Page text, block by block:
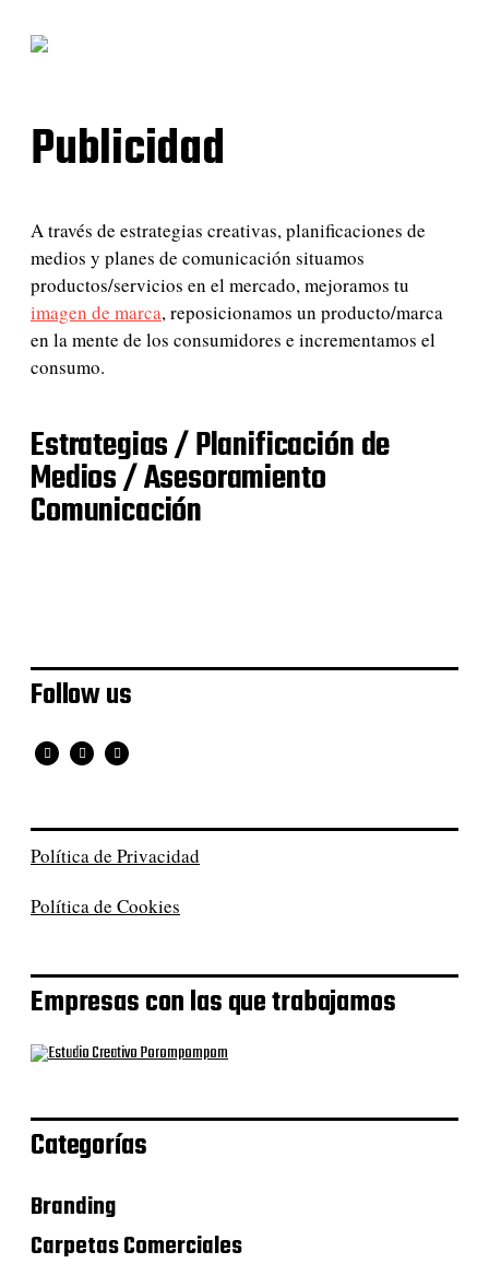
Publicidad
A través de estrategias creativas, planificaciones de
medios y planes de comunicación situamos
productos/servicios en el mercado, mejoramos tu
imagen de marca, reposicionamos un producto/marca
en la mente de los consumidores e incrementamos el
consumo.
Estrategias / Planificación de
Medios / Asesoramiento
Comunicación
Follow us
Política de Privacidad
Política de Cookies
Empresas con las que trabajamos
Categorías
Branding
Carpetas Comerciales